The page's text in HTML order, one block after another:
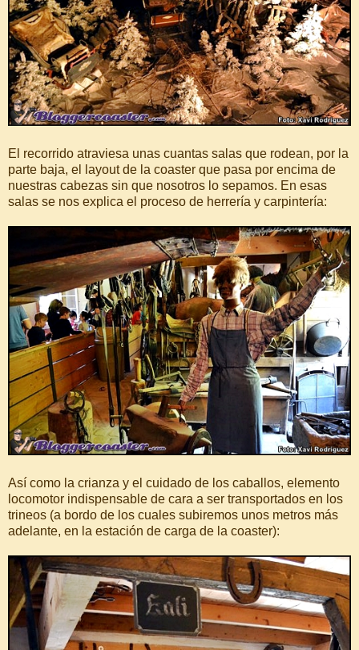
El recorrido atraviesa unas cuantas salas que rodean, por la
parte baja, el layout de la coaster que pasa por encima de
nuestras cabezas sin que nosotros lo sepamos. En esas
salas se nos explica el proceso de herrería y carpintería:
Así como la crianza y el cuidado de los caballos, elemento
locomotor indispensable de cara a ser transportados en los
trineos (a bordo de los cuales subiremos unos metros más
adelante, en la estación de carga de la coaster):